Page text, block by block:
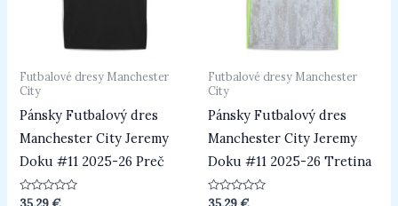
Futbalové dresy Manchester
City
Pánsky Futbalový dres
Manchester City Jeremy
Doku #11 2025-26 Preč
Hodnotenie
Futbalové dresy Manchester
City
Pánsky Futbalový dres
Manchester City Jeremy
Doku #11 2025-26 Tretina
Hodnotenie